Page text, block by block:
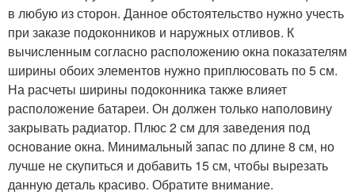
в любую из сторон. Данное обстоятельство нужно учесть
при заказе подоконников и наружных отливов. К
вычисленным согласно расположению окна показателям
ширины обоих элементов нужно приплюсовать по 5 см.
На расчеты ширины подоконника также влияет
расположение батареи. Он должен только наполовину
закрывать радиатор. Плюс 2 см для заведения под
основание окна. Минимальный запас по длине 8 см, но
лучше не скупиться и добавить 15 см, чтобы вырезать
данную деталь красиво. Обратите внимание.